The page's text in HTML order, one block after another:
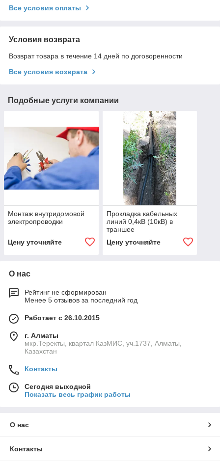
Все условия оплаты
Условия возврата
Возврат товара в течение 14 дней по договоренности
Все условия возврата
Подобные услуги компании
Монтаж внутридомовой
электропроводки
Цену уточняйте
Прокладка кабельных
линий 0,4кВ (10кВ) в
траншее
Цену уточняйте
О нас
Рейтинг не сформирован
Менее 5 отзывов за последний год
Работает с 26.10.2015
г. Алматы
мкр.Теректы, квартал КазМИС, уч.1737, Алматы,
Казахстан
Контакты
Сегодня выходной
Показать весь график работы
О нас
Контакты